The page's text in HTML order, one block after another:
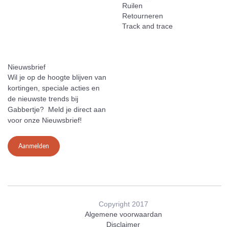
Ruilen
Retourneren
Track and trace
Nieuwsbrief
Wil je op de hoogte blijven van
kortingen, speciale acties en
de nieuwste trends bij
Gabbertje? Meld je direct aan
voor onze Nieuwsbrief!
Aanmelden
Copyright 2017
Algemene voorwaardan
Disclaimer